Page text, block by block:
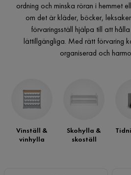
ordning och minska röran i hemmet
om det är kläder, böcker,
förvaringsställ hjälpa till att
lättillgängliga. Med rätt förvaring
organiserad och
Vinställ &
vinhylla
Skohylla &
skoställ